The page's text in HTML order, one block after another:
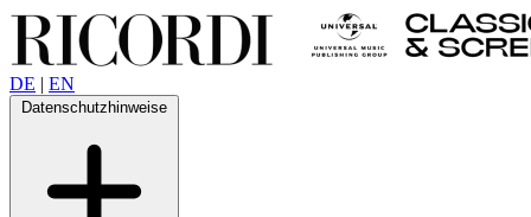
DE | EN
Datenschutzhinweise